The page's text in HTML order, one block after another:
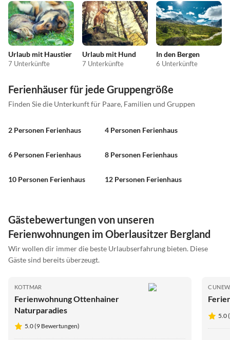
Urlaub mit Haustier
7 Unterkünfte
Urlaub mit Hund
7 Unterkünfte
In den Bergen
6 Unterkünfte
Ferienhäuser für jede Gruppengröße
Finden Sie die Unterkunft für Paare, Familien und Gruppen
2 Personen Ferienhaus 4 Personen Ferienhaus
6 Personen Ferienhaus 8 Personen Ferienhaus
10 Personen Ferienhaus 12 Personen Ferienhaus
Gästebewertungen von unseren
Ferienwohnungen im Oberlausitzer Bergland
Wir wollen dir immer die beste Urlaubserfahrung bieten. Diese
Gäste sind bereits überzeugt.
KOTTMAR
Ferienwohnung Ottenhainer
Naturparadies
5.0 (9 Bewertungen)
5.0